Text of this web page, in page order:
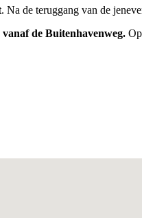
. Na de teruggang van de
de Buitenhavenweg.